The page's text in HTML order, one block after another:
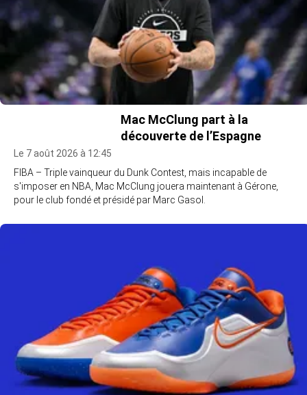
Mac McClung part à la
découverte de l’Espagne
Le 7 août 2026 à 12:45
FIBA – Triple vainqueur du Dunk Contest, mais incapable de
s'imposer en NBA, Mac McClung jouera maintenant à Gérone,
pour le club fondé et présidé par Marc Gasol.